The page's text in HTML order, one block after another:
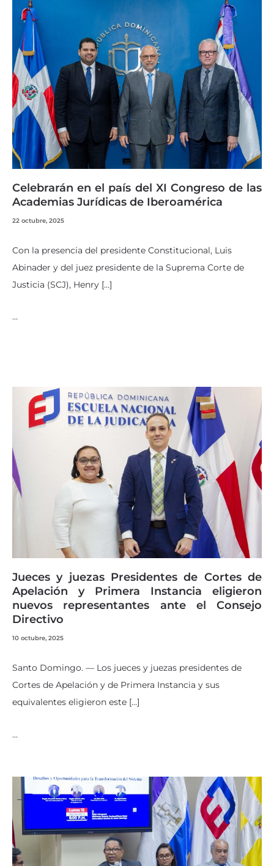
Celebrarán en el país del XI Congreso de las
Academias Jurídicas de Iberoamérica
22 octubre, 2025
Con la presencia del presidente Constitucional, Luis
Abinader y del juez presidente de la Suprema Corte de
Justicia (SCJ), Henry […]
…
Jueces y juezas Presidentes de Cortes de
Apelación y Primera Instancia eligieron
nuevos representantes ante el Consejo
Directivo
10 octubre, 2025
Santo Domingo. — Los jueces y juezas presidentes de
Cortes de Apelación y de Primera Instancia y sus
equivalentes eligieron este […]
…